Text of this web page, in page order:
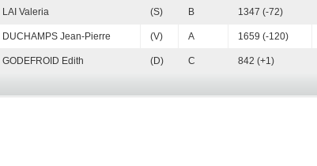
LAI Valeria (S) B 1347 (-72)
DUCHAMPS Jean-Pierre (V) A 1659 (-120)
GODEFROID Edith (D) C 842 (+1)